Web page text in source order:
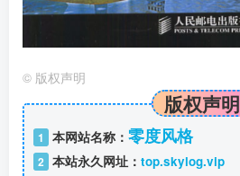
© 版权声明
版权声明
1 本网站名称： 零度风格
2 本站永久网址： top.skylog.vip